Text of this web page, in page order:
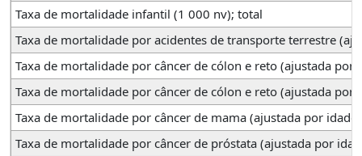
Taxa de mortalidade infantil (1 000 nv); total
Taxa de mortalidade por acidentes de transporte terrestre
Taxa de mortalidade por câncer de cólon e reto (ajustada
Taxa de mortalidade por câncer de cólon e reto (ajustada
Taxa de mortalidade por câncer de mama (ajustada por
Taxa de mortalidade por câncer de próstata (ajustada por